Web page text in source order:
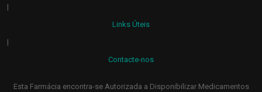
|
Links Úteis
|
Contacte-nos
Esta Farmácia encontra-se Autorizada a Disponibilizar Medicamentos